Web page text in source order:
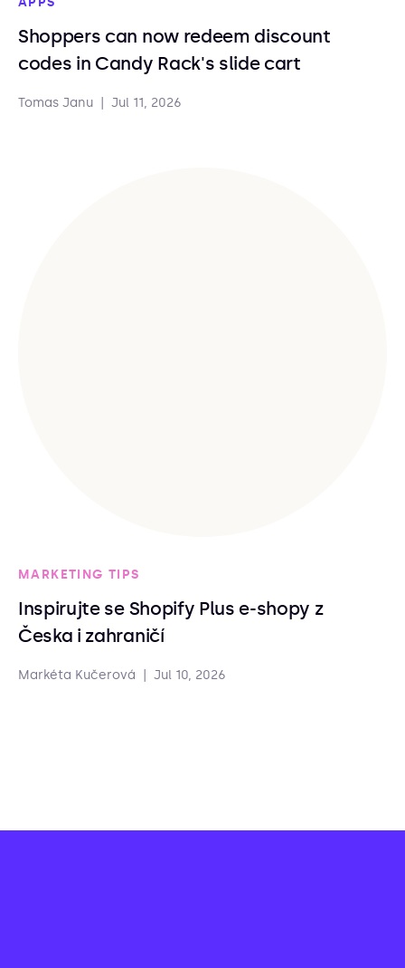
Shoppers can now redeem discount
codes in Candy Rack's slide cart
Tomas Janu Jul 11, 2026
MARKETING TIPS
Inspirujte se Shopify Plus e-shopy z
Česka i zahraničí
Markéta Kučerová Jul 10, 2026